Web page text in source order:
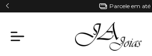
Parcele em até 6x sem juros